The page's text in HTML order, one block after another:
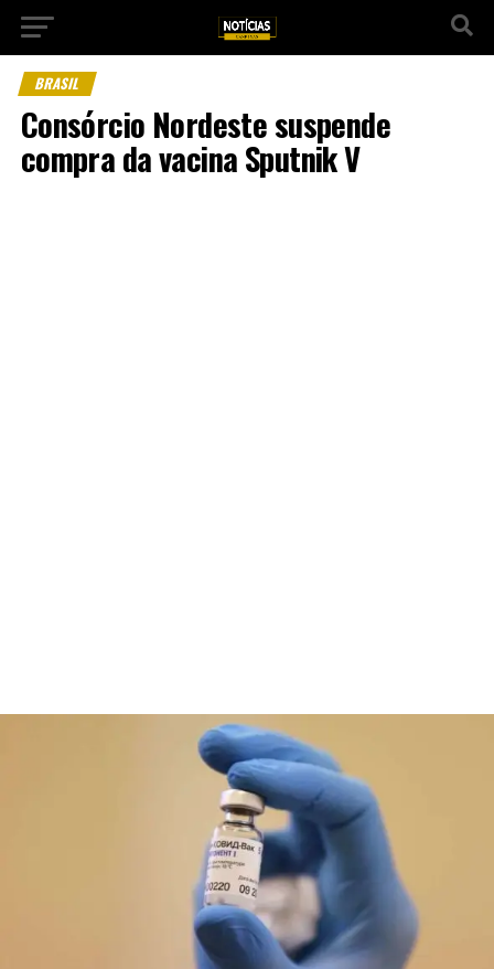
BRASIL
Consórcio Nordeste suspende
compra da vacina Sputnik V